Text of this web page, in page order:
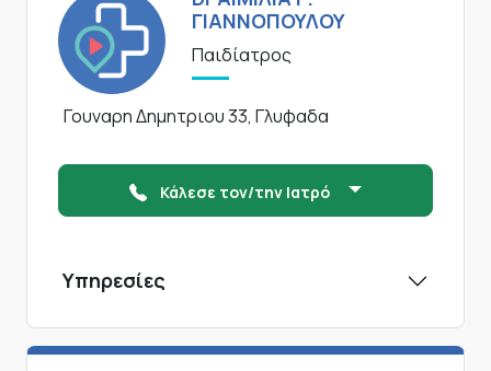
ΓΙΑΝΝΟΠΟΥΛΟΥ
Παιδίατρος
Γουναρη Δημητριου 33, Γλυφαδα
Κάλεσε τον/την Ιατρό
Υπηρεσίες